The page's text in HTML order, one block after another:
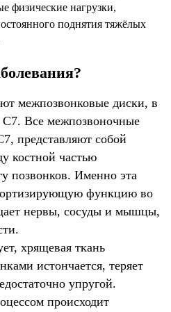
физические нагрузки,
поднятия тяжёлых
межпозвонковые диски, в
Все межпозвоночные
представляют собой
костной частью
позвонков. Именно эта
функцию во
нервы, сосуды и мышцы,
хрящевая ткань
истончается, теряет
упругой.
происходит